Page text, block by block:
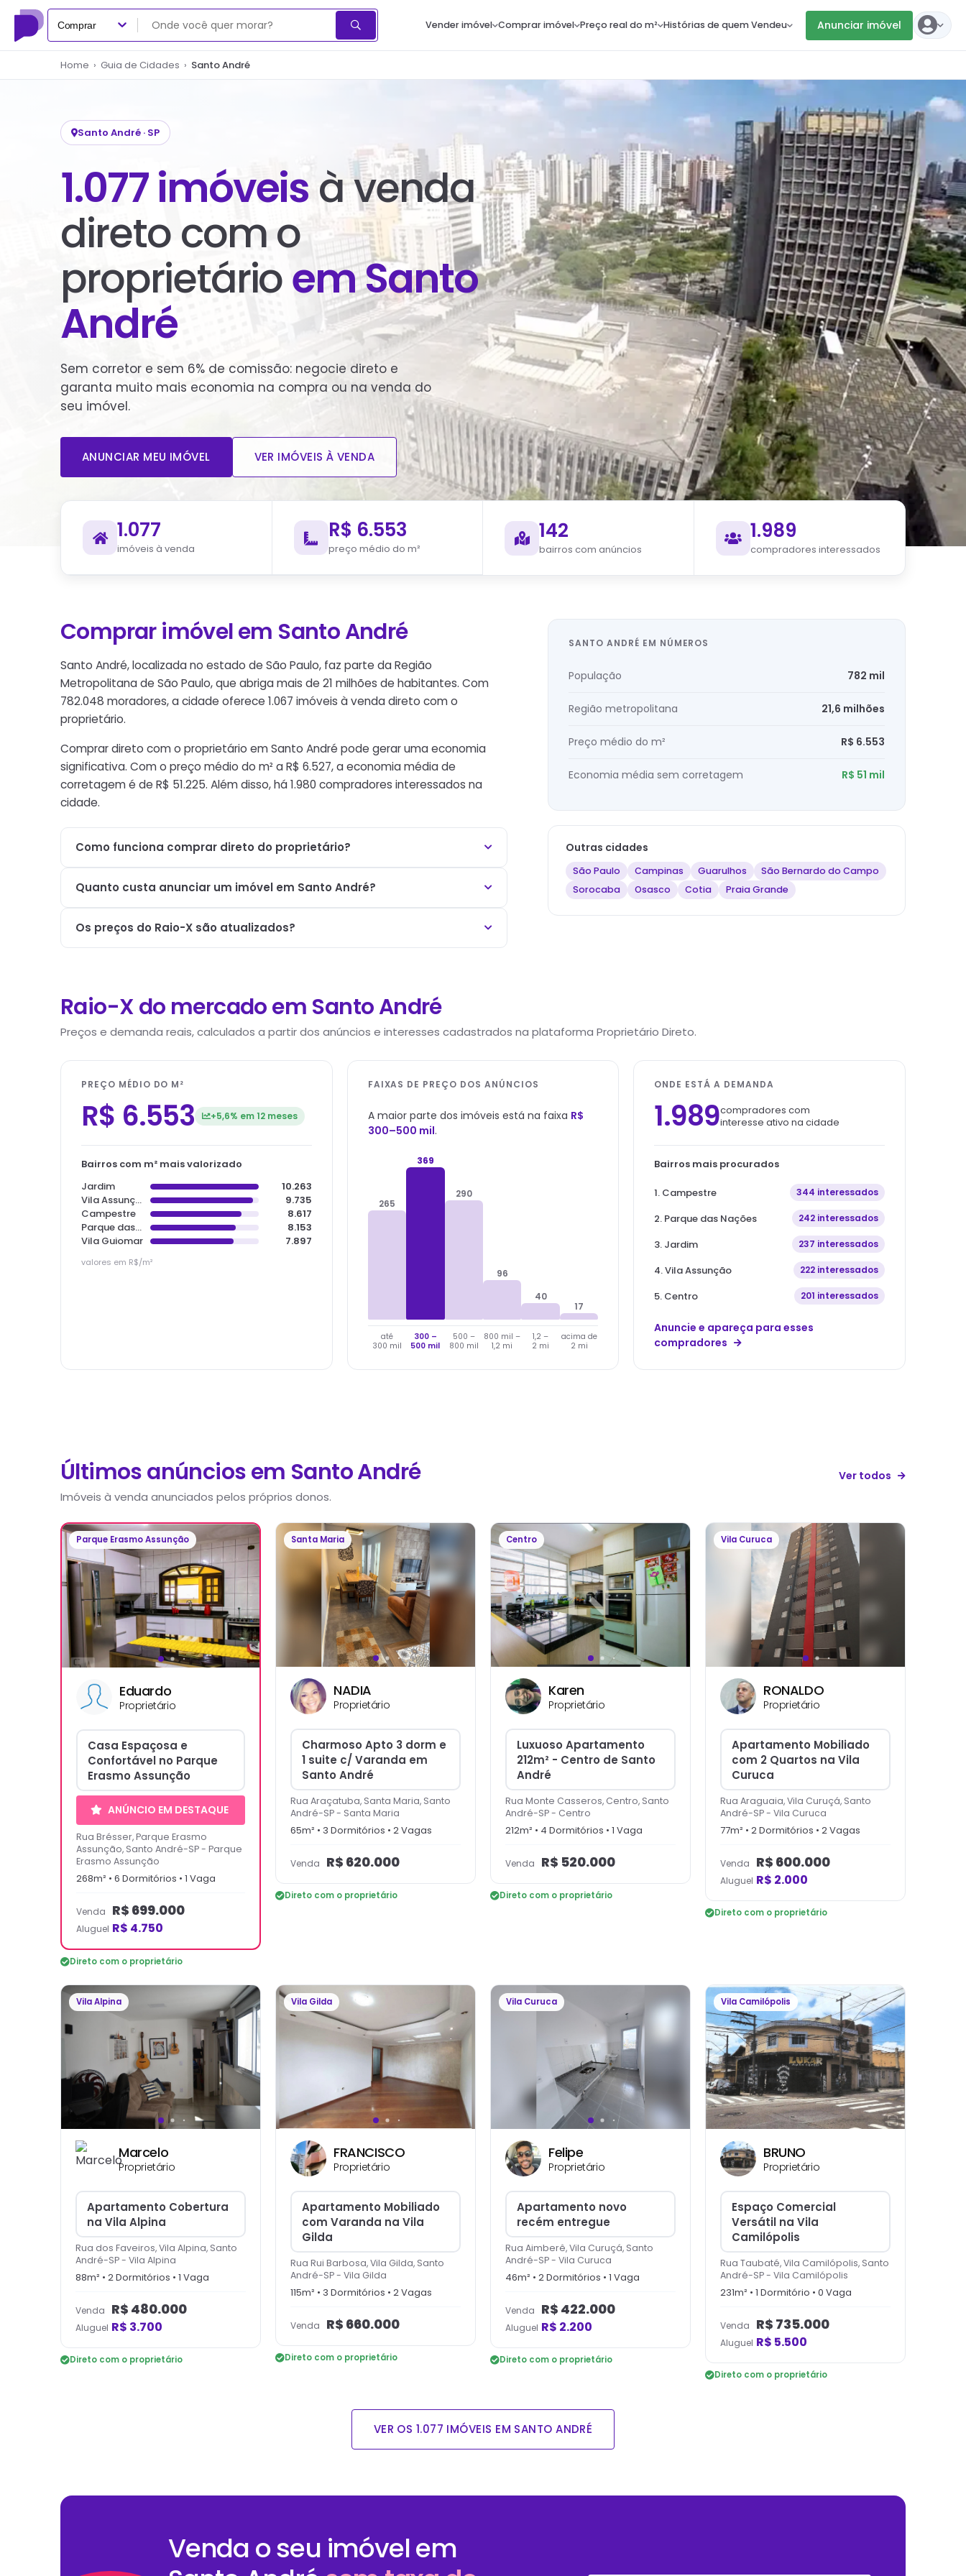
Comprar Vender imóvel Comprar imóvel Preço real do m² Histórias de quem Vendeu Anunciar imóvel
Home › Guia de Cidades › Santo André
Santo André · SP
1.077imóveis à venda
direto com o
proprietárioemSanto
André
Sem corretor e sem 6% de comissão: negocie direto e
garanta muito mais economia na compra ou na venda do
seu imóvel.
ANUNCIAR MEU IMÓVEL VER IMÓVEIS À VENDA
1.077
imóveis à venda
R$ 6.553
preço médio do m²
142
bairros com anúncios
1.989
compradores interessados
Comprar imóvel em Santo André
Santo André, localizada no estado de São Paulo, faz parte da Região
Metropolitana de São Paulo, que abriga mais de 21 milhões de habitantes. Com
782.048 moradores, a cidade oferece 1.067 imóveis à venda direto com o
proprietário.
Comprar direto com o proprietário em Santo André pode gerar uma economia
significativa. Com o preço médio do m² a R$ 6.527, a economia média de
corretagem é de R$ 51.225. Além disso, há 1.980 compradores interessados na
cidade.
Como funciona comprar direto do proprietário?
Quanto custa anunciar um imóvel em Santo André?
Os preços do Raio-X são atualizados?
SANTO ANDRÉ EM NÚMEROS
População 782 mil
Região metropolitana 21,6 milhões
Preço médio do m² R$ 6.553
Economia média sem corretagem R$ 51 mil
Outras cidades
São Paulo Campinas Guarulhos
São Bernardo do Campo
Sorocaba
Osasco Cotia Praia Grande
Raio-X do mercado em Santo André
Preços e demanda reais, calculados a partir dos anúncios e interesses cadastrados na plataforma Proprietário Direto.
PREÇO MÉDIO DO M²
R$ 6.553 +5,6% em 12 meses
Bairros com m² mais valorizado
Jardim
10.263
Vila Assunção
9.735
Campestre
8.617
Parque das Nações
8.153
Vila Guiomar
7.897
valores em R$/m²
FAIXAS DE PREÇO DOS ANÚNCIOS
A maior parte dos imóveis está na faixa R$
300–500 mil.
265
369
290
96
40
17
até
300 mil
300 –
500 mil
500 –
800 mil
800 mil –
1,2 mi
1,2 –
2 mi
acima de
2 mi
ONDE ESTÁ A DEMANDA
1.989compradores com
interesse ativo na cidade
Bairros mais procurados
1. Campestre 344 interessados
2. Parque das Nações 242 interessados
3. Jardim 237 interessados
4.Vila Assunção 222 interessados
5. Centro 201 interessados
Anuncie e apareça para esses
compradores
Últimos anúncios em Santo André
Imóveis à venda anunciados pelos próprios donos.
Ver todos
Parque Erasmo Assunção
Eduardo
Proprietário
Casa Espaçosa e
Confortável no Parque
Erasmo Assunção
ANÚNCIO EM DESTAQUE
Rua Brésser, Parque Erasmo
Assunção, Santo André-SP- Parque
Erasmo Assunção
268m² • 6 Dormitórios • 1 Vaga
Venda R$ 699.000
Aluguel R$ 4.750
Direto com o proprietário
Santa Maria
NADIA
Proprietário
Charmoso Apto 3 dorm e
1 suite c/ Varanda em
Santo André
Rua Araçatuba, Santa Maria, Santo
André-SP- Santa Maria
65m² • 3 Dormitórios • 2Vagas
Venda R$ 620.000
Direto com o proprietário
Centro
Karen
Proprietário
Luxuoso Apartamento
212m² - Centro de Santo
André
Rua Monte Casseros, Centro, Santo
André-SP- Centro
212m² • 4 Dormitórios • 1 Vaga
Venda R$ 520.000
Direto com o proprietário
Vila Curuca
RONALDO
Proprietário
Apartamento Mobiliado
com 2 Quartos na Vila
Curuca
Rua Araguaia, Vila Curuçá, Santo
André-SP- Vila Curuca
77m² • 2Dormitórios • 2Vagas
Venda R$ 600.000
Aluguel R$ 2.000
Direto com o proprietário
Vila Alpina
Marcelo
Proprietário
Apartamento Cobertura
na Vila Alpina
Rua dos Faveiros, Vila Alpina, Santo
André-SP- Vila Alpina
88m² • 2Dormitórios • 1 Vaga
Venda R$ 480.000
Aluguel R$ 3.700
Direto com o proprietário
Vila Gilda
FRANCISCO
Proprietário
Apartamento Mobiliado
com Varanda na Vila
Gilda
Rua Rui Barbosa, Vila Gilda, Santo
André-SP- Vila Gilda
115m² • 3 Dormitórios • 2Vagas
Venda R$ 660.000
Direto com o proprietário
Vila Curuca
Felipe
Proprietário
Apartamento novo
recém entregue
Rua Aimberê, Vila Curuçá, Santo
André-SP- Vila Curuca
46m² • 2Dormitórios • 1 Vaga
Venda R$ 422.000
Aluguel R$ 2.200
Direto com o proprietário
Vila Camilópolis
BRUNO
Proprietário
Espaço Comercial
Versátil na Vila
Camilópolis
Rua Taubaté, Vila Camilópolis, Santo
André-SP- Vila Camilópolis
231m² • 1 Dormitório • 0 Vaga
Venda R$ 735.000
Aluguel R$ 5.500
Direto com o proprietário
VER OS 1.077 IMÓVEIS EM SANTO ANDRÉ
Venda o seu imóvel em